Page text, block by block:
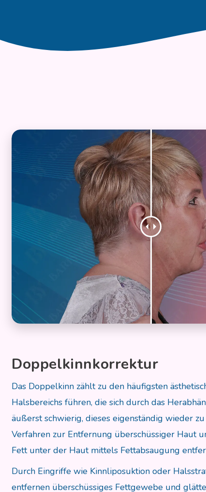
Doppelkinnkorrektur
Das Doppelkinn zählt zu den häufigsten
Halsbereichs führen, die sich durch das
äußerst schwierig, dieses eigenständig wieder
Verfahren zur Entfernung überschüssiger Haut
Fett unter der Haut mittels Fettabsaugung
Durch Eingriffe wie Kinnliposuktion oder
entfernen überschüssiges Fettgewebe und